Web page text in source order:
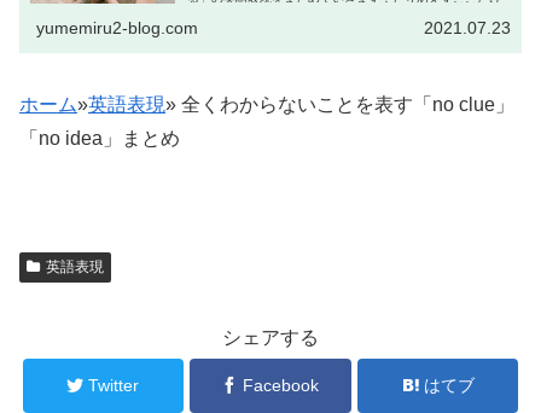
yumemiru2-blog.com 2021.07.23
ホーム»英語表現» 全くわからないことを表す「no clue」
「no idea」まとめ
英語表現
シェアする
Twitter Facebook はてブ